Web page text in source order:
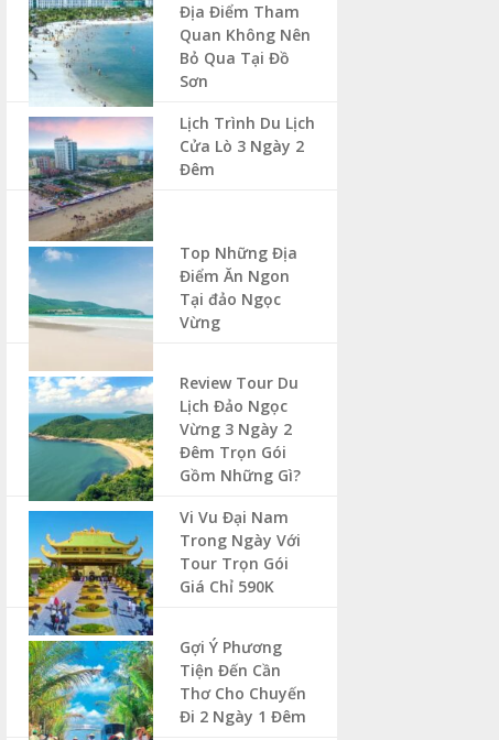
Địa Điểm Tham
Quan Không Nên
Bỏ Qua Tại Đồ
Sơn
Lịch Trình Du Lịch
Cửa Lò 3 Ngày 2
Đêm
Top Những Địa
Điểm Ăn Ngon
Tại đảo Ngọc
Vừng
Review Tour Du
Lịch Đảo Ngọc
Vừng 3 Ngày 2
Đêm Trọn Gói
Gồm Những Gì?
Vi Vu Đại Nam
Trong Ngày Với
Tour Trọn Gói
Giá Chỉ 590K
Gợi Ý Phương
Tiện Đến Cần
Thơ Cho Chuyến
Đi 2 Ngày 1 Đêm